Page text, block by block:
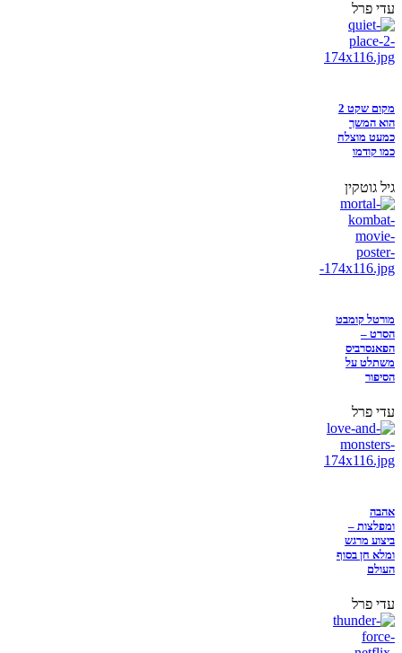
עדי פרל
מקום שקט 2
הוא המשך
כמעט מוצלח
כמו קודמו
גיל גוטקין
מורטל קומבט
הסרט –
הפאנסרביס
משתלט על
הסיפור
עדי פרל
אהבה
ומפלצות –
ביצוע מרגש
ומלא חן בסוף
העולם
עדי פרל